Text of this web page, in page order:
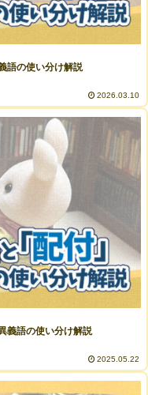
語の使い分け解説
2026.03.10
義語の使い分け解説
2025.05.22